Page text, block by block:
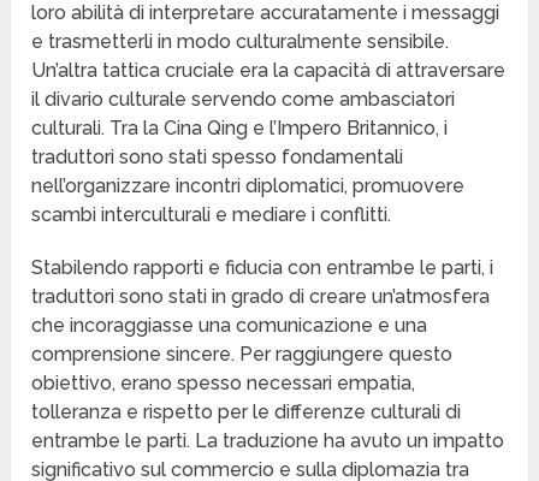
loro abilità di interpretare accuratamente i messaggi
e trasmetterli in modo culturalmente sensibile.
Un’altra tattica cruciale era la capacità di attraversare
il divario culturale servendo come ambasciatori
culturali. Tra la Cina Qing e l’Impero Britannico, i
traduttori sono stati spesso fondamentali
nell’organizzare incontri diplomatici, promuovere
scambi interculturali e mediare i conflitti.
Stabilendo rapporti e fiducia con entrambe le parti, i
traduttori sono stati in grado di creare un’atmosfera
che incoraggiasse una comunicazione e una
comprensione sincere. Per raggiungere questo
obiettivo, erano spesso necessari empatia,
tolleranza e rispetto per le differenze culturali di
entrambe le parti. La traduzione ha avuto un impatto
significativo sul commercio e sulla diplomazia tra